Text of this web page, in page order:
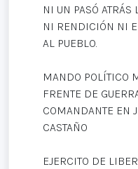
NI UN PASÓ
NI RENDICIÓN NI
AL PUEBLO.
MANDO POLÍTICO
FRENTE DE
COMANDANTE EN
CASTAÑO
EJERCITO DE